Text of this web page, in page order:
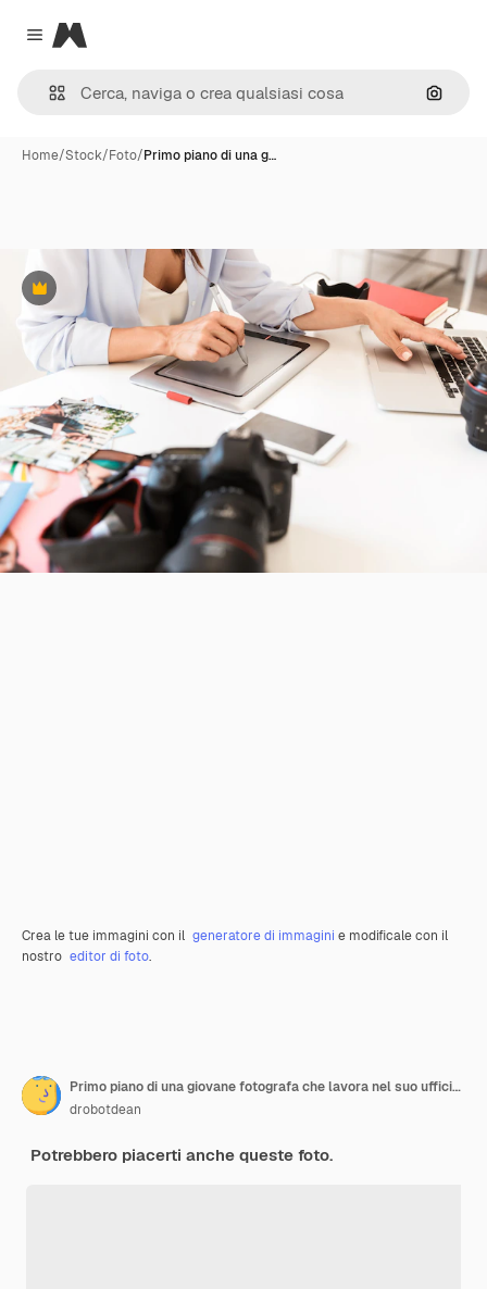
Close menu
Magnific
Cerca
Home/Stock/Foto/Primo piano di una g…
Premium
Crea le tue immagini con il generatore di immagini e modificale con il
nostro editor di foto.
Primo piano di una giovane fotografa che lavora nel suo ufficio mentre è seduta alla scrivania, lavorando con un tablet per disegnare
drobotdean
Potrebbero piacerti anche queste foto.